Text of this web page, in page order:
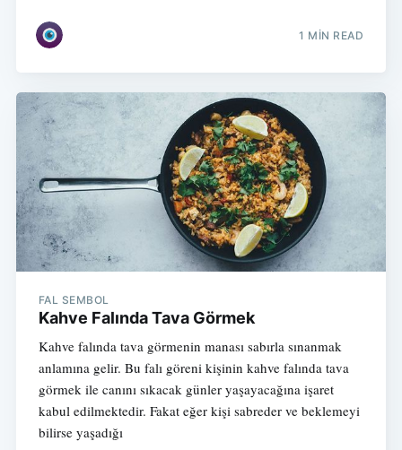
1 MIN READ
FAL SEMBOL
Kahve Falında Tava Görmek
Kahve falında tava görmenin manası sabırla sınanmak
anlamına gelir. Bu falı göreni kişinin kahve falında tava
görmek ile canını sıkacak günler yaşayacağına işaret
kabul edilmektedir. Fakat eğer kişi sabreder ve beklemeyi
bilirse yaşadığı